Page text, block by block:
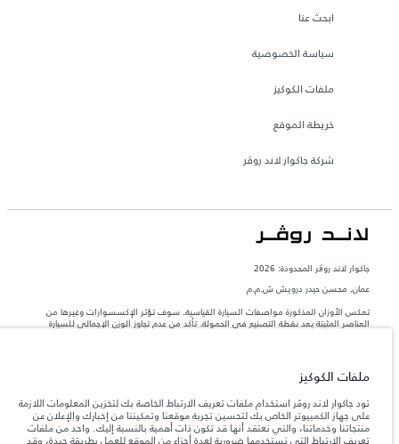
ابحث عنا
سياسة الخصوصية
ملفات الكوكيز
خريطة الموقع
شركة جاكوار لاند روڤر
جاكوار لاند روڨر المحدودة: 2026
عمان, محسن حيدر درويش ش.م.م
تعكس الأوزان المذكورة مواصفات السيارة القياسية. سوف تؤثر الإكسسوارات وغيرها من
العناصر المثبتة بعد نقطة التصنيع في الحمولة. تأكد من عدم تجاوز الوزن الإجمالي للسيارة
المعلومات والمواصفات والأسعار والألوان المذكورة على هذا الموقع قد تختلف من بلد إلى
آخر، كما أنّها قد تتغير بدون إشعار مسبق. الرجاء التواصل مع وكيلنا المحلي للتأكد من توفّرها
والتحقق من الأسعار.
ملاحظة مهمة حول الصور والمواصفات.إن النقص العالمي في أشباه الموصلات يؤثر حاليًا
ملفات الكوكيز
تود جاكوار لاند روڤر استخدام ملفات تعريف الارتباط الخاصة بك لتخزين المعلومات اللازمة
على جهاز الكمبيوتر الخاص بك لتحسين تجربة موقعنا وتمكيننا من إخبارك والإعلان عن
منتجاتنا وخدماتنا، والتي نعتقد أنها قد تكون ذات أهمية بالنسبة إليك. واحد من ملفات
تعريف الارتباط التي نستخدمها ضرورية لعدة أجزاء من الموقع للعمل بطريقة جيدة، وقد